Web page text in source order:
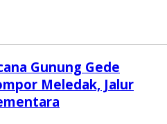
Gunung Gede
Meledak, Jalur